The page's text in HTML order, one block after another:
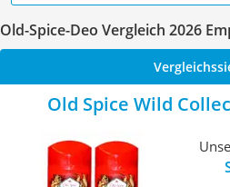
Old-Spice-Deo Vergleich 2026
Old Spice Wild